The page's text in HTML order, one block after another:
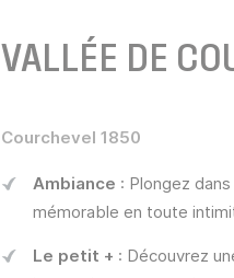
VALLÉE DE
Courchevel 1850
Ambiance : Plongez
mémorable en toute
Le petit + : Découvrez